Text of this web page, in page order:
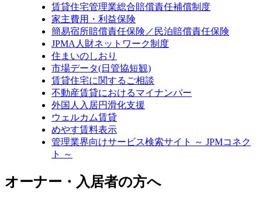
賃貸住宅管理業総合賠償責任補償制度
家主費用・利益保険
簡易宿所賠償責任保険／民泊賠償責任保険
JPMA人財ネットワーク制度
住まいのしおり
市場データ(日管協短観)
賃貸住宅に関するご相談
不動産賃貸におけるマイナンバー
外国人入居円滑化支援
ウェルカム賃貸
めやす賃料表示
管理業界向けサービス検索サイト ～ JPMコネク
ト ～
オーナー・入居者の方へ